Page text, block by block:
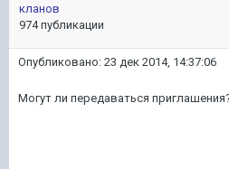
кланов
974 публикации
Опубликовано: 23 дек 2014, 14:37:06
Могут ли передаваться